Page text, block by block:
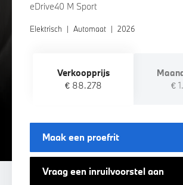
eDrive40 M Sport
Elektrisch | Automaat | 2026
Verkoopprijs
€ 88.278
€
Maak een proefrit
Vraag een inruilvoorstel aan